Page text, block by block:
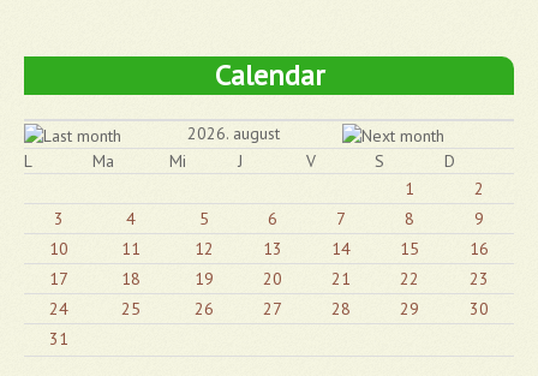
Calendar
2026. august
L
Ma Mi J V S
D
1
2
3
4 5 6 7 8
9
10
11 12 13 14 15
16
17
18 19 20 21 22
23
24
25 26 27 28 29
30
31